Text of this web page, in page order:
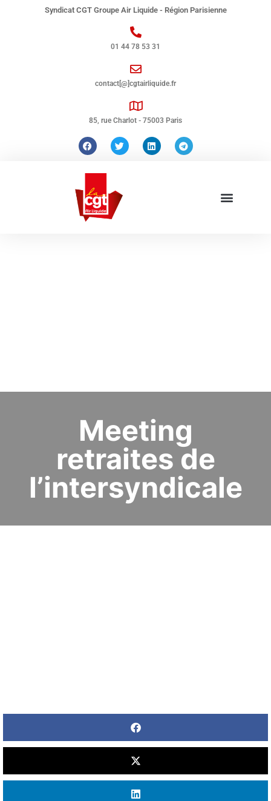
Syndicat CGT Groupe Air Liquide - Région Parisienne
01 44 78 53 31
contact[@]cgtairliquide.fr
85, rue Charlot - 75003 Paris
Meeting
retraites de
l’intersyndicale